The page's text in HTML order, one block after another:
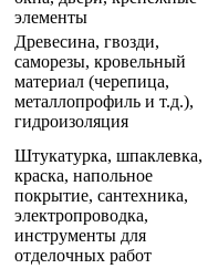
элементы
Древесина, гвозди,
саморезы, кровельный
материал (черепица,
металлопрофиль и т.д.),
гидроизоляция
Штукатурка, шпаклевка,
краска, напольное
покрытие, сантехника,
электропроводка,
инструменты для
отделочных работ